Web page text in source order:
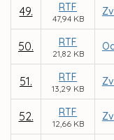
49. RTF
47,94 KB
50. RTF
21,82 KB
51. RTF
13,29 KB
52. RTF
12,66 KB